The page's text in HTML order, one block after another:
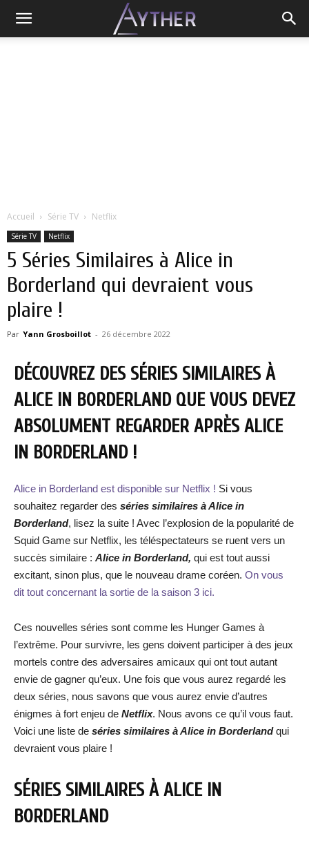
Accueil Série TV Netflix
Série TV Netflix
5 Séries Similaires à Alice in
Borderland qui devraient vous
plaire !
Par Yann Grosboillot - 26 décembre 2022
DÉCOUVREZ DES SÉRIES SIMILAIRES À
ALICE IN BORDERLAND QUE VOUS DEVEZ
ABSOLUMENT REGARDER APRÈS ALICE
IN BORDERLAND !
Alice in Borderland est disponible sur Netflix ! Si vous
souhaitez regarder des séries similaires àAlice in
Borderland, lisez la suite ! Avec l’explosion de la popularité de
Squid Game sur Netflix, les téléspectateurs se ruent vers un
succès similaire : Alice in Borderland, qui est tout aussi
excitant, sinon plus, que le nouveau drame coréen. On vous
dit tout concernant la sortie de la saison 3 ici.
Ces nouvelles séries sont comme les Hunger Games à
l’extrême. Pour survivre, les gens doivent participer à des jeux
mortels contre des adversaires amicaux qui ont tout autant
envie de gagner qu’eux. Une fois que vous aurez regardé les
deux séries, nous savons que vous aurez envie d’autres
énigmes à fort enjeu de Netflix. Nous avons ce qu’il vous faut.
Voici une liste de séries similaires àAlice in Borderlandqui
devraient vous plaire !
SÉRIES SIMILAIRES À ALICE IN
BORDERLAND